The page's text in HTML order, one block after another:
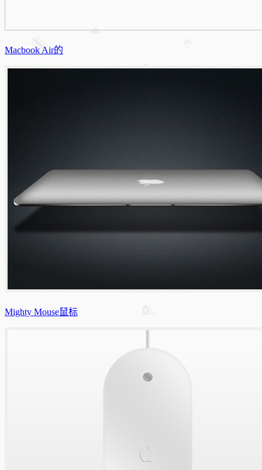
Macbook Air的
Mighty Mouse鼠标